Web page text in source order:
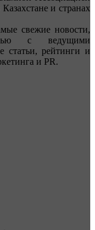
и странах
свежие новости,
с ведущими
статьи, рейтинги и
и PR.